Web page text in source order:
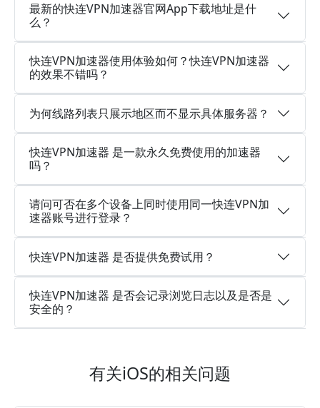
最新的快连VPN加速器官网App下载地址是什
么？
快连VPN加速器使用体验如何？快连VPN加速器
的效果不错吗？
为何线路列表只展示地区而不显示具体服务器？
快连VPN加速器 是一款永久免费使用的加速器
吗？
请问可否在多个设备上同时使用同一快连VPN加
速器账号进行登录？
快连VPN加速器 是否提供免费试用？
快连VPN加速器 是否会记录浏览日志以及是否是
安全的？
有关iOS的相关问题